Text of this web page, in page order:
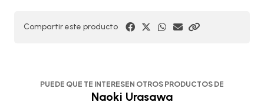
Compartir este producto
PUEDE QUE TE INTERESEN OTROS PRODUCTOS DE
Naoki Urasawa